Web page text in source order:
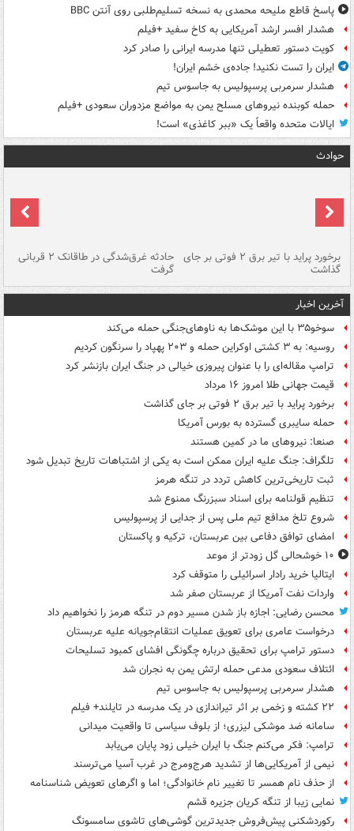
پاسخ قاطع ملیحه محمدی به نسخه تسلیم‌طلبی روی آنتن BBC
هشدار افسر ارشد آمریکایی به کاخ سفید +فیلم
کویت دستور تعطیلی تنها مدرسه ایرانی را صادر کرد
ایران را تست نکنید! جاده‌ی خشم ایران!
هشدار سرمربی پرسپولیس به جاسوس تیم
حمله کوبنده نیروهای مسلح یمن به مواضع مزدوران سعودی +فیلم
ایالات متحده واقعاً یک «ببر کاغذی» است!
حوادث
برخورد پراید با تیر برق ۲ فوتی بر جای
گذاشت
حادثه غرق‌شدگی در طاقانک ۲ قربانی
گرفت
آخرین اخبار
سوخو۳۵ با این موشک‌ها به ناوهای‌جنگی حمله می‌کند
روسیه: به ۳ کشتی اوکراین حمله و ۲۰۳ پهپاد را سرنگون کردیم
ترامپ مقاله‌ای را با عنوان پیروزی خیالی در جنگ ایران بازنشر کرد
قیمت جهانی طلا امروز ۱۶ مرداد
برخورد پراید با تیر برق ۲ فوتی بر جای گذاشت
حمله سایبری گسترده به بورس آمریکا
صنعا: نیروهای ما در کمین‌ هستند
تلگراف: جنگ علیه ایران ممکن است به یکی از اشتباهات تاریخ تبدیل شود
ثبت تاریخی‌ترین کاهش تردد در تنگه هرمز
تنظیم قولنامه برای اسناد سبزرنگ ممنوع شد
شروع تلخ مدافع تیم ملی پس از جدایی از پرسپولیس
امضای توافق دفاعی بین عربستان، ترکیه و پاکستان
۱۰ خوشحالی گل زودتر از موعد
ایتالیا خرید رادار اسرائیلی را متوقف کرد
واردات نفت آمریکا از عربستان صفر شد
محسن رضایی: اجازه باز شدن مسیر دوم در تنگه هرمز را نخواهیم داد
درخواست عامری برای تعویق عملیات انتقام‌جویانه علیه عربستان
دستور ترامپ برای تحقیق درباره چگونگی افشای کمبود تسلیحات
ائتلاف سعودی مدعی حمله ارتش یمن به نجران شد
هشدار سرمربی پرسپولیس به جاسوس تیم
۲۲ کشته و زخمی بر اثر تیراندازی در یک مدرسه در تایلند+ فیلم
سامانه ضد موشکی لیزری؛ از بلوف سیاسی تا واقعیت میدانی
ترامپ: فکر می‌کنم جنگ با ایران خیلی زود پایان می‌یابد
نیمی از آمریکایی‌ها از تشدید هرج‌ومرج در غرب آسیا می‌ترسند
از حذف نام همسر تا تغییر نام خانوادگی؛ اما و اگرهای تعویض شناسنامه
نمایی زیبا از تنگه کریان جزیره قشم
رکوردشکنی پیش‌فروش جدیدترین گوشی‌های تاشوی سامسونگ